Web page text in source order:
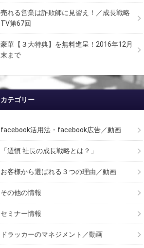
売れる営業は詐欺師に見習え！／成長戦略
TV第67回
豪華【３大特典】を無料進呈！2016年12月
末まで
カテゴリー
facebook活用法・facebook広告／動画
「週慣 社長の成長戦略とは？」
お客様から選ばれる３つの理由／動画
その他の情報
セミナー情報
ドラッカーのマネジメント／動画